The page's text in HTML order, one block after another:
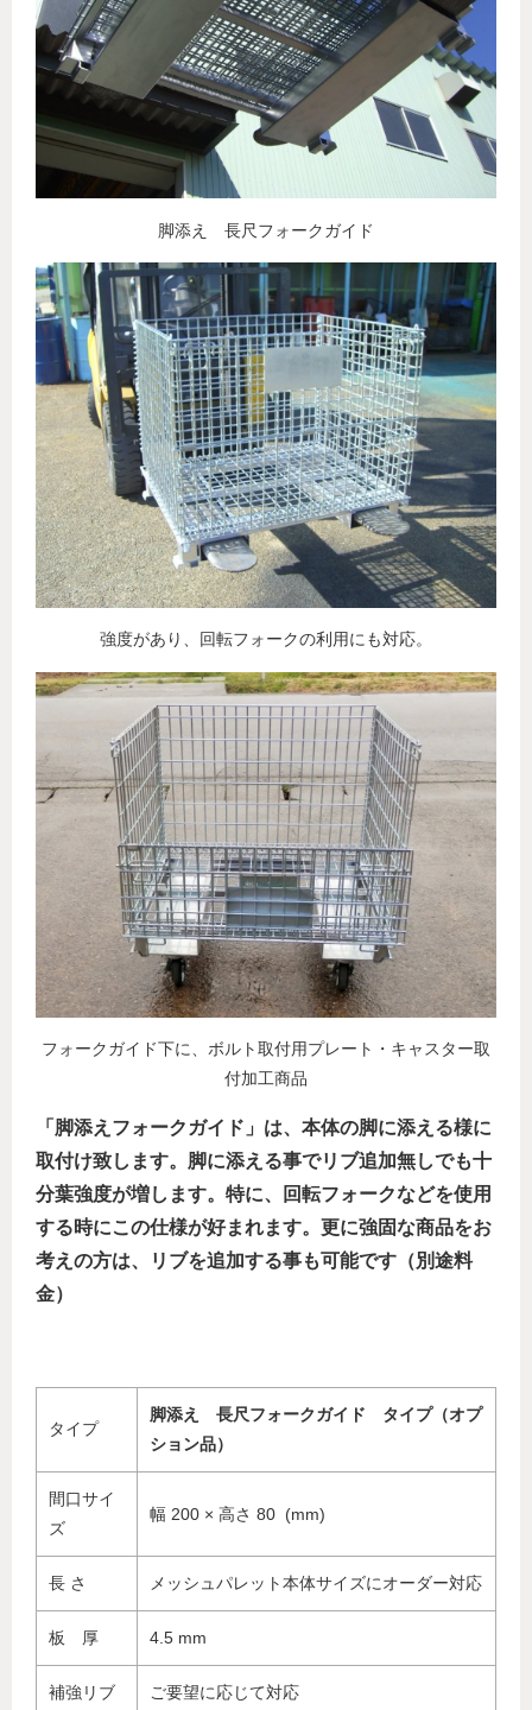
脚添え 長尺フォークガイド
強度があり、回転フォークの利用にも対応。
フォークガイド下に、ボルト取付用プレート・キャスター取
付加工商品
「脚添えフォークガイド」は、本体の脚に添える様に
取付け致します。脚に添える事でリブ追加無しでも十
分葉強度が増します。特に、回転フォークなどを使用
する時にこの仕様が好まれます。更に強固な商品をお
考えの方は、リブを追加する事も可能です（別途料
金）
タイプ
脚添え 長尺フォークガイド タイプ（オプ
ション品）
間口サイ
ズ
幅 200 × 高さ 80 (mm)
長 さ メッシュパレット本体サイズにオーダー対応
板 厚 4.5 mm
補強リブ ご要望に応じて対応